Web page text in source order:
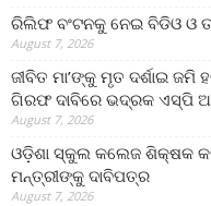
ରିଲିଫ ବଂଟନକୁ ନେଇ ବିଡିଓ ଓ
August 7, 2026
ଜୀବିତ ମା’ଙ୍କୁ ମୃତ ଦର୍ଶାଇ
ଗିରଫ ଦାବିରେ ଭଦ୍ରକ ଏସ୍‌ପି
August 7, 2026
ଓଡ଼ିଶା ସ୍କୁଲ କଲେଜ ଶିକ୍ଷକ
ମନ୍ତ୍ରୀଙ୍କୁ ଦାବିପତ୍ର
August 7, 2026